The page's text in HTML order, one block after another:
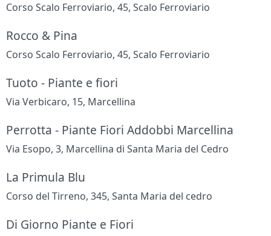
Corso Scalo Ferroviario, 45, Scalo Ferroviario
Rocco & Pina
Corso Scalo Ferroviario, 45, Scalo Ferroviario
Tuoto - Piante e fiori
Via Verbicaro, 15, Marcellina
Perrotta - Piante Fiori Addobbi Marcellina
Via Esopo, 3, Marcellina di Santa Maria del Cedro
La Primula Blu
Corso del Tirreno, 345, Santa Maria del cedro
Di Giorno Piante e Fiori